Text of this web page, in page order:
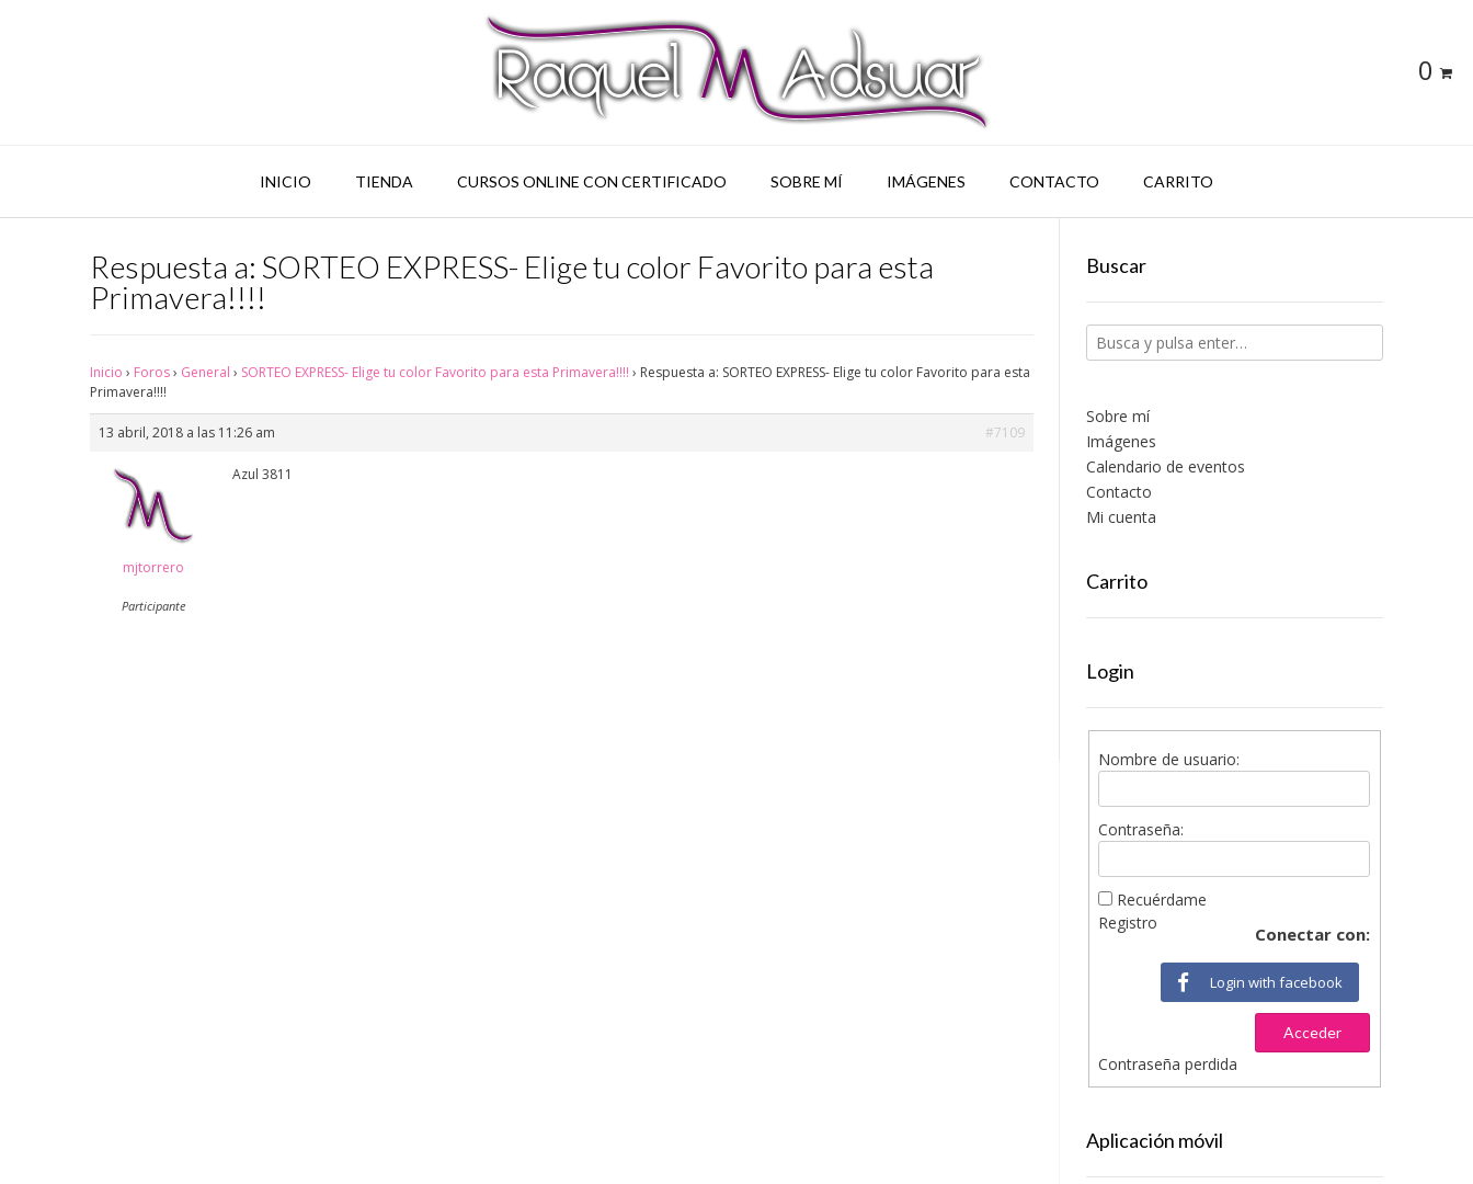
0
INICIO TIENDA CURSOS ONLINE CON CERTIFICADO SOBRE MÍ IMÁGENES CONTACTO CARRITO
Respuesta a: SORTEO EXPRESS- Elige tu color Favorito para esta
Primavera!!!!
Inicio › Foros› General › SORTEO EXPRESS- Elige tu color Favorito para esta Primavera!!!! › Respuesta a: SORTEO EXPRESS- Elige tu color Favorito para esta
Primavera!!!!
13 abril, 2018 a las 11:26 am #7109
mjtorrero
Participante
Azul 3811
Buscar
Sobre mí
Imágenes
Calendario de eventos
Contacto
Mi cuenta
Carrito
Login
Nombre de usuario:
Contraseña:
Recuérdame
Conectar con:
Login with facebook
Acceder
Registro
Contraseña perdida
Aplicación móvil